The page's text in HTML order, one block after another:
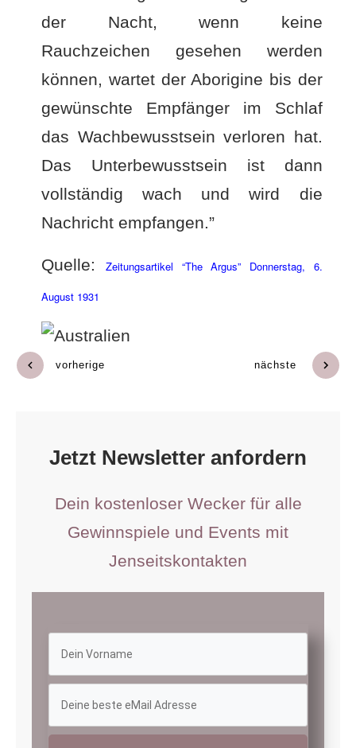
der Nacht, wenn keine
Rauchzeichen gesehen werden
können, wartet der Aborigine bis der
gewünschte Empfänger im Schlaf
das Wachbewusstsein verloren hat.
Das Unterbewusstsein ist dann
vollständig wach und wird die
Nachricht empfangen.”
Quelle:
Zeitungsartikel “The Argus” Donnerstag, 6.
August 1931
vorherige nächste
Jetzt Newsletter anfordern
Dein kostenloser Wecker für alle
Gewinnspiele und Events mit
Jenseitskontakten